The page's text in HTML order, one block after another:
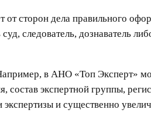
от сторон дела правильного
следователь, дознаватель
в АНО «Топ Эксперт»
экспертной группы,
и существенно